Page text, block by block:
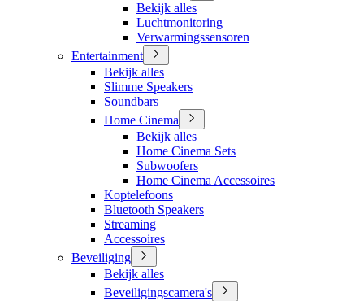
Bekijk alles
Luchtmonitoring
Verwarmingssensoren
Entertainment
Bekijk alles
Slimme Speakers
Soundbars
Home Cinema
Bekijk alles
Home Cinema Sets
Subwoofers
Home Cinema Accessoires
Koptelefoons
Bluetooth Speakers
Streaming
Accessoires
Beveiliging
Bekijk alles
Beveiligingscamera's